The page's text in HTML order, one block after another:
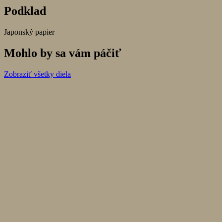
Podklad
Japonský papier
Mohlo by sa vám páčiť
Zobraziť všetky diela